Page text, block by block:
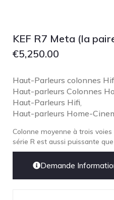
KEF R7 Meta (la
€5,250.00
Haut-Parleurs colonnes
Haut-parleurs Colonnes
Haut-Parleurs Hifi
Haut-parleurs Home-
Colonne moyenne à trois
série R est aussi puissante
Demande